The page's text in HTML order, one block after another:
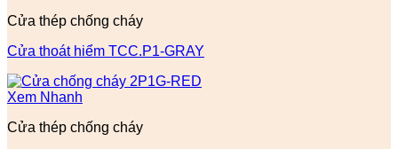
Cửa thép chống cháy
Cửa thoát hiểm TCC.P1-GRAY
Xem Nhanh
Cửa thép chống cháy